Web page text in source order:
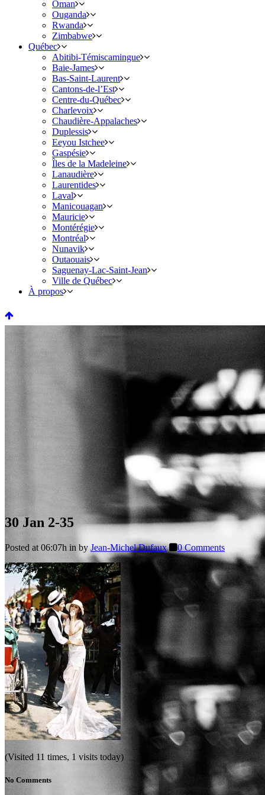
Oman
Ouganda
Rwanda
Zimbabwe
Québec
Abitibi-Témiscamingue
Baie-James
Bas-Saint-Laurent
Cantons-de-l’Est
Centre-du-Québec
Charlevoix
Chaudière-Appalaches
Duplessis
Eeyou Istchee
Gaspésie
Îles de la Madeleine
Lanaudière
Laurentides
Laval
Manicouagan
Mauricie
Montérégie
Montréal
Nunavik
Outaouais
Saguenay-Lac-Saint-Jean
Ville de Québec
À propos
30 Jan 2-35
Posted at 06:07h in by Jean-Michel Dufaux 0 Comments
(Visited 11 times, 1 visits today)
No Comments